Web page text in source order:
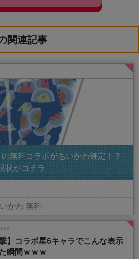
関連記事
無料コラボがちいかわ確定！？
状がコチラ
かわ 無料
08
撃】コラボ星6キャラでこんな表示
瞬間ｗｗｗ